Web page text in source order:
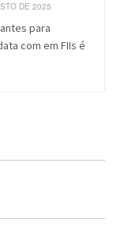
DE 2025
para
com em FIIs é